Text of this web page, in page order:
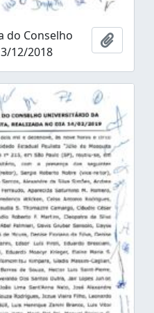
do Conselho
12/2018
Añadir